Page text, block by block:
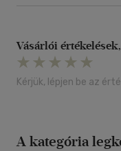
Vásárlói
Kérjük, lépjen be az
A kategória